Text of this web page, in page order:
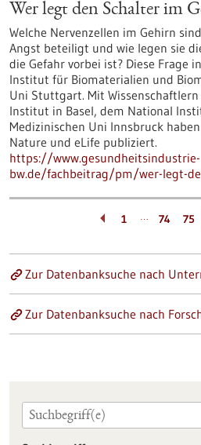
Wer legt den Schalter im
Welche Nervenzellen im Gehirn
Angst beteiligt und wie legen sie
die Gefahr vorbei ist? Diese Frage
Institut für Biomaterialien und
Uni Stuttgart. Mit
Institut in Basel, dem National
Medizinischen Uni Innsbruck
Nature und eLife publiziert.
https://www.gesundheitsindustrie-
bw.de/fachbeitrag/pm/wer-legt-
1 … 74 75
Zur Datenbanksuche nach
Zur Datenbanksuche nach